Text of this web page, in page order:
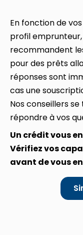
En fonction de
profil
recommandent
pour des prêts
réponses sont
cas une
Nos conseillers
répondre à vos
Un crédit vous
Vérifiez vos
avant de vous